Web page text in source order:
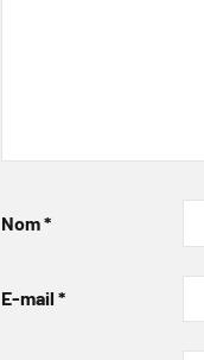
Nom*
E-mail *